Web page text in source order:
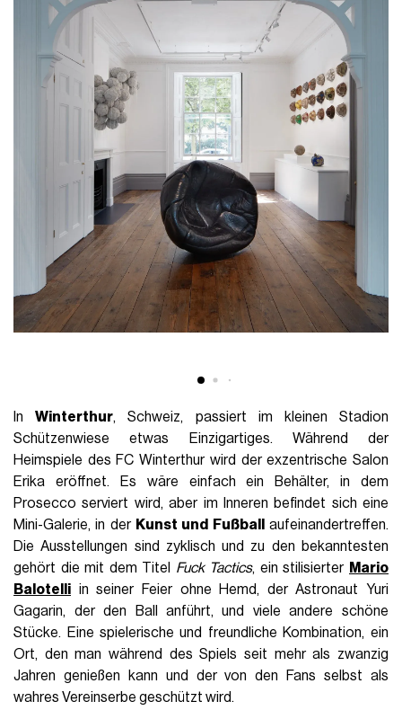
InWinterthur, Schweiz, passiert im kleinen Stadion
Schützenwiese etwas Einzigartiges. Während der
Heimspiele des FC Winterthur wird der exzentrische Salon
Erika eröffnet. Es wäre einfach ein Behälter, in dem
Prosecco serviert wird, aber im Inneren befindet sich eine
Mini-Galerie, in der Kunst und Fußball
aufeinandertreffen.
Die Ausstellungen sind zyklisch und zu den bekanntesten
gehört die mit dem Titel Fuck Tactics, ein stilisierter Mario
Balotelli in seiner Feier ohne Hemd, der Astronaut Yuri
Gagarin, der den Ball anführt, und viele andere schöne
Stücke. Eine spielerische und freundliche Kombination, ein
Ort, den man während des Spiels seit mehr als zwanzig
Jahren genießen kann und der von den Fans selbst als
wahres Vereinserbe geschützt wird.